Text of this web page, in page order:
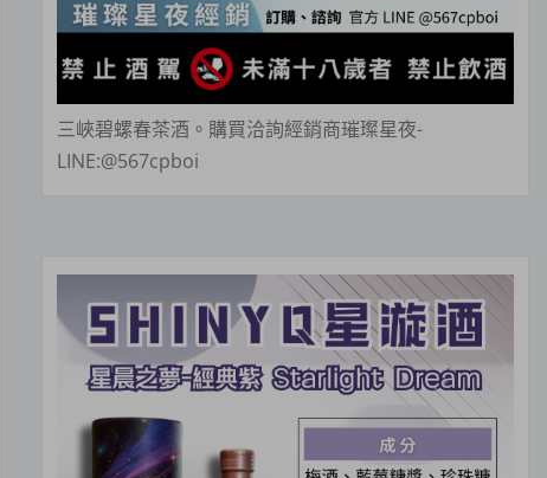
三峽碧螺春茶酒。購買洽詢經銷商璀璨星夜-
LINE:@567cpboi